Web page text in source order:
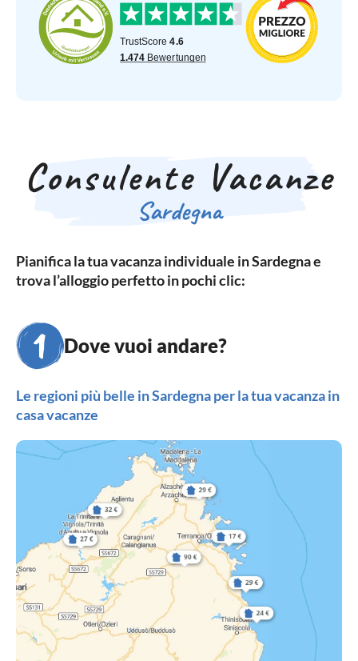
Consulente Vacanze
Sardegna
Pianifica la tua vacanza individuale in Sardegna e
trova l’alloggio perfetto in pochi clic:
Dove vuoi andare?
Le regioni più belle in Sardegna per la tua vacanza in
casa vacanze